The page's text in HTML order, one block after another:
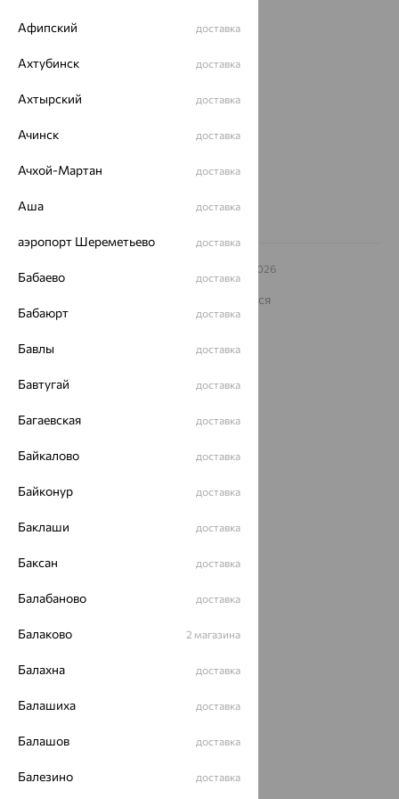
О нас
Магазины и доставка г. Липецк
еще 3
Другие города
Заказать звонок
– 2026
Архив акций
Карта сайта
На информационном ресурсе применяются
рекомендательные технологии
Политика конфеденциальности
Разработка сайта —
Афипский доставка
Ахтубинск доставка
Ахтырский доставка
Ачинск доставка
Ачхой-Мартан доставка
Аша доставка
аэропорт Шереметьево доставка
Бабаево доставка
Бабаюрт доставка
Бавлы доставка
Бавтугай доставка
Багаевская доставка
Байкалово доставка
Байконур доставка
Баклаши доставка
Баксан доставка
Балабаново доставка
Балаково 2 магазина
Балахна доставка
Балашиха доставка
Балашов доставка
Балезино доставка